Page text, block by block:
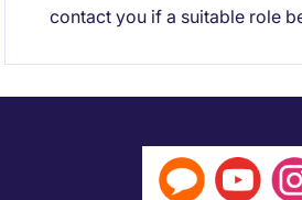
contact you if a suitable role